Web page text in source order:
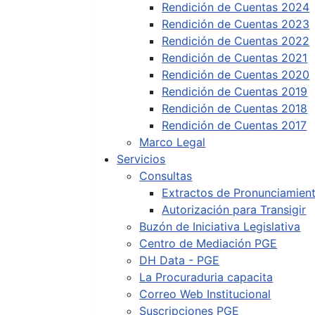
Rendición de Cuentas 2024
Rendición de Cuentas 2023
Rendición de Cuentas 2022
Rendición de Cuentas 2021
Rendición de Cuentas 2020
Rendición de Cuentas 2019
Rendición de Cuentas 2018
Rendición de Cuentas 2017
Marco Legal
Servicios
Consultas
Extractos de
Autorización para Transigir
Buzón de Iniciativa Legislativa
Centro de Mediación PGE
DH Data - PGE
La Procuraduria capacita
Correo Web Institucional
Suscripciones PGE